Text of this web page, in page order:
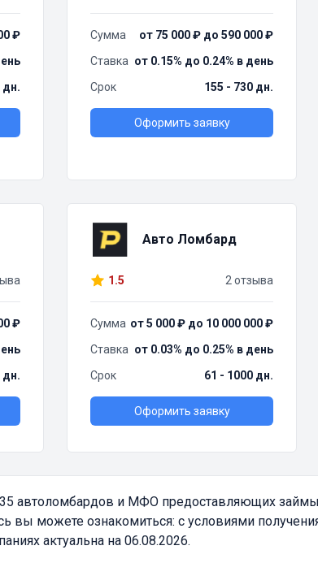
₽
дн.
Сумма
от 75 000 ₽ до 590 000 ₽
Ставка от 0.15% до 0.24% в день
Срок
155 - 730 дн.
Оформить заявку
₽
дн.
Авто Ломбард
1.5 2 отзыва
Сумма от 5 000 ₽ до 10 000 000 ₽
Ставка от 0.03% до 0.25% в день
Срок
61 - 1000 дн.
Оформить заявку
35 автоломбардов и МФО предоставляющих
вы можете ознакомиться: с условиями
актуальна на 06.08.2026.